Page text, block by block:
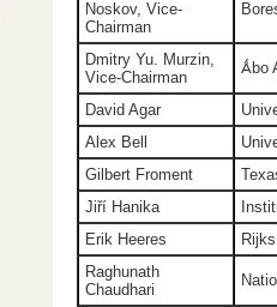
Noskov, Vice-
Chairman
Dmitry Yu. Murzin,
Vice-Chairman
Ǻbo
David Agar
Alex Bell
Gilbert Froment
Jiří Hanika
Erik Heeres
Raghunath
Chaudhari